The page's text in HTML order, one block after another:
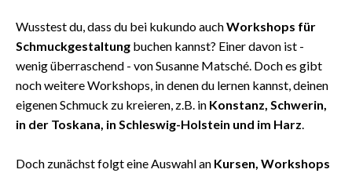
Wusstest du, dass du bei kukundo auchWorkshops für
Schmuckgestaltung buchen kannst? Einer davon ist -
wenig überraschend - von Susanne Matsché. Doch es gibt
noch weitere Workshops, in denen du lernen kannst, deinen
eigenen Schmuck zu kreieren, z.B. in Konstanz, Schwerin,
in der Toskana, in Schleswig-Holstein und im Harz.
Doch zunächst folgt eine Auswahl an Kursen, Workshops